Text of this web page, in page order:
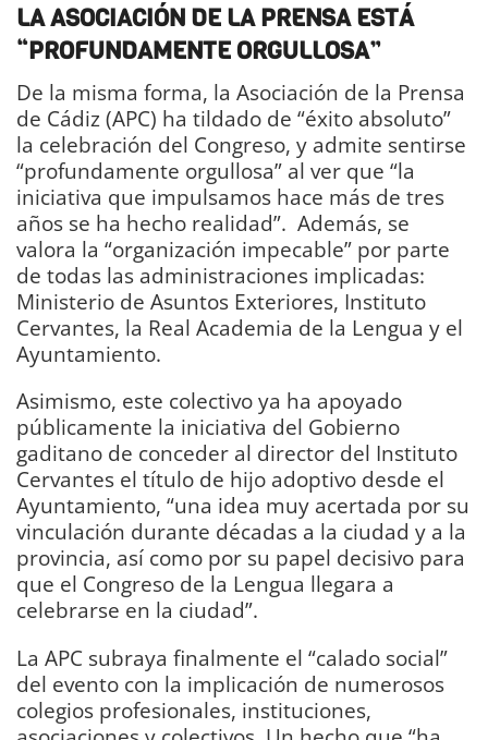
LA ASOCIACIÓN DE LA PRENSA ESTÁ
“PROFUNDAMENTE ORGULLOSA”
De la misma forma, la Asociación de la Prensa
de Cádiz (APC) ha tildado de “éxito absoluto”
la celebración del Congreso, y admite sentirse
“profundamente orgullosa” al ver que “la
iniciativa que impulsamos hace más de tres
años se ha hecho realidad”. Además, se
valora la “organización impecable” por parte
de todas las administraciones implicadas:
Ministerio de Asuntos Exteriores, Instituto
Cervantes, la Real Academia de la Lengua y el
Ayuntamiento.
Asimismo, este colectivo ya ha apoyado
públicamente la iniciativa del Gobierno
gaditano de conceder al director del Instituto
Cervantes el título de hijo adoptivo desde el
Ayuntamiento, “una idea muy acertada por su
vinculación durante décadas a la ciudad y a la
provincia, así como por su papel decisivo para
que el Congreso de la Lengua llegara a
celebrarse en la ciudad”.
La APC subraya finalmente el “calado social”
del evento con la implicación de numerosos
colegios profesionales, instituciones,